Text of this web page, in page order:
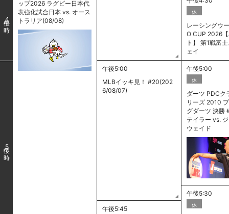
ップ2026 ラグビー日本代
表強化試合日本 vs. オース
トラリア(08/08)
4
休
レーシングウ
O CUP 2026
ト】 第1戦富
ェイ
5
午後5:00
MLBイッキ見！ #20(202
6/08/07)
午後5:00
休
ダーツ PDCク
リーズ 2010
グダーツ 決勝
テイラー vs.
ウェイド
午後5:30
休
午後5:45